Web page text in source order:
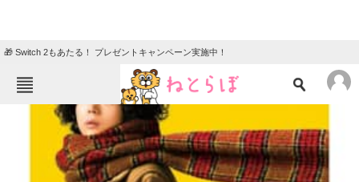
🎁 Switch 2もあたる！ プレゼントキャンペーン実施中！
ねとらぼメニュー
ニュース
クイズ